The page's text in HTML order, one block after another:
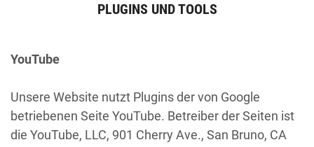
PLUGINS UND TOOLS
YouTube
Unsere Website nutzt Plugins der von Google
betriebenen Seite YouTube. Betreiber der Seiten ist
die YouTube, LLC, 901 Cherry Ave., San Bruno, CA